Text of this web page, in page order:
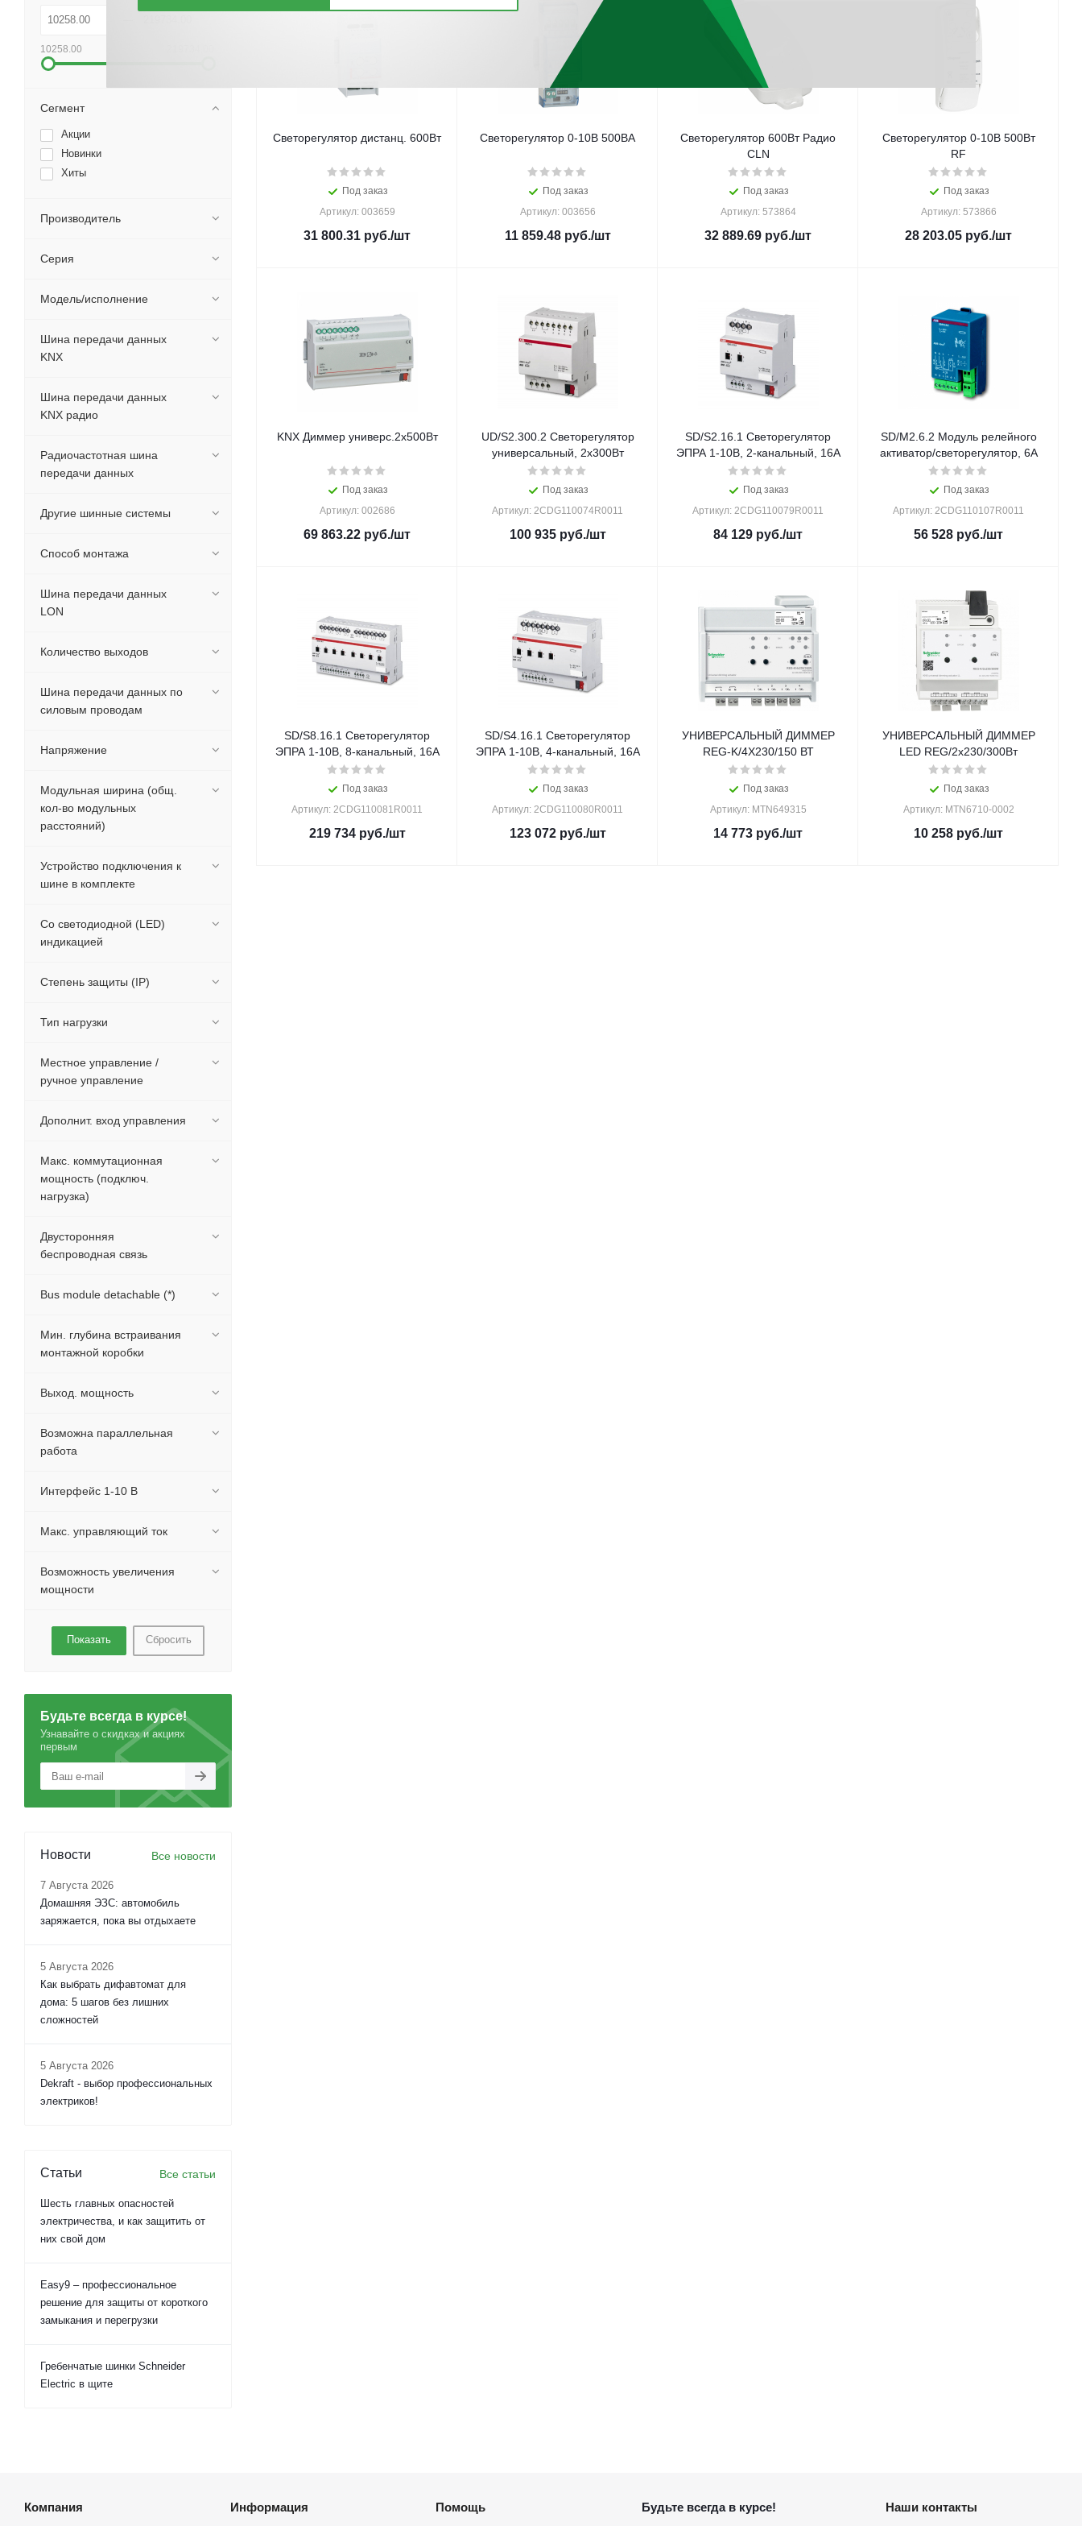
Светорегулятор дистанц. 600Вт
Под заказ
Артикул: 003659
31 800.31 руб./шт
Светорегулятор 0-10В 500ВА
Под заказ
Артикул: 003656
11 859.48руб./шт
Светорегулятор 600Вт Радио
CLN
Под заказ
Артикул: 573864
32 889.69 руб./шт
Светорегулятор 0-10В 500Вт
RF
Под заказ
Артикул: 573866
28 203.05 руб./шт
KNX Диммер универc.2х500Вт
Под заказ
Артикул: 002686
69 863.22 руб./шт
UD/S2.300.2 Светорегулятор
универсальный, 2х300Вт
Под заказ
Артикул: 2CDG110074R0011
100 935руб./шт
SD/S2.16.1 Светорегулятор
ЭПРА 1-10В, 2-канальный, 16А
Под заказ
Артикул: 2CDG110079R0011
84 129 руб./шт
SD/M2.6.2 Модуль релейного
активатор/светорегулятор, 6А
Под заказ
Артикул: 2CDG110107R0011
56 528 руб./шт
SD/S8.16.1 Светорегулятор
ЭПРА 1-10В, 8-канальный, 16А
Под заказ
Артикул: 2CDG110081R0011
219 734руб./шт
SD/S4.16.1 Светорегулятор
ЭПРА 1-10В, 4-канальный, 16А
Под заказ
Артикул: 2CDG110080R0011
123 072руб./шт
УНИВЕРСАЛЬНЫЙ ДИММЕР
REG-K/4X230/150 ВТ
Под заказ
Артикул: MTN649315
14 773 руб./шт
УНИВЕРСАЛЬНЫЙ ДИММЕР
LED REG/2x230/300Вт
Под заказ
Артикул: MTN6710-0002
10 258 руб./шт
10258.00
Сегмент
Акции
Новинки
Хиты
Производитель
Серия
Модель/исполнение
Шина передачи данных
KNX
Шина передачи данных
KNX радио
Радиочастотная шина
передачи данных
Другие шинные системы
Способ монтажа
Шина передачи данных
LON
Количество выходов
Шина передачи данных по
силовым проводам
Напряжение
Модульная ширина (общ.
кол-во модульных
расстояний)
Устройство подключения к
шине в комплекте
Со светодиодной (LED)
индикацией
Степень защиты (IP)
Тип нагрузки
Местное управление /
ручное управление
Дополнит. вход управления
Макс. коммутационная
мощность (подключ.
нагрузка)
Двусторонняя
беспроводная связь
Bus module detachable (*)
Мин. глубина встраивания
монтажной коробки
Выход. мощность
Возможна параллельная
работа
Интерфейс 1-10 В
Макс. управляющий ток
Возможность увеличения
мощности
Сбросить
Будьте всегда в курсе!
Узнавайте о скидках и акциях
первым
Новости Все новости
7 Августа 2026
Домашняя ЭЗС: автомобиль
заряжается, пока вы отдыхаете
5 Августа 2026
Как выбрать дифавтомат для
дома: 5 шагов без лишних
сложностей
5 Августа 2026
Dekraft - выбор профессиональных
электриков!
Статьи Все статьи
Шесть главных опасностей
электричества, и как защитить от
них свой дом
Easy9 – профессиональное
решение для защиты от короткого
замыкания и перегрузки
Гребенчатые шинки Schneider
Electric в щите
Компания Информация Помощь Будьте всегда в курсе! Наши контакты